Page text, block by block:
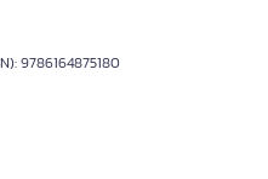
9786164875180